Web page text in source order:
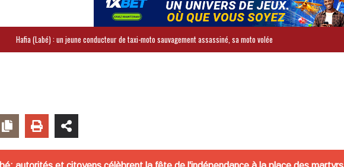
Hafia (Labé) : un jeune conducteur de taxi-moto sauvagement assassiné, sa moto volée